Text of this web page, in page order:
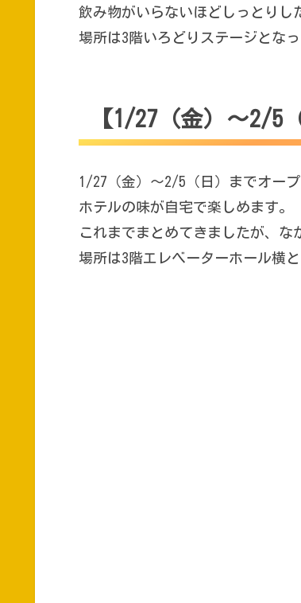
飲み物がいらないほどしっとりし
場所は3階いろどりステージとなっ
【1/27（金）～2/5
1/27（金）～2/5（日）までオー
ホテルの味が自宅で楽しめます。
これまでまとめてきましたが、な
場所は3階エレベーターホール横と